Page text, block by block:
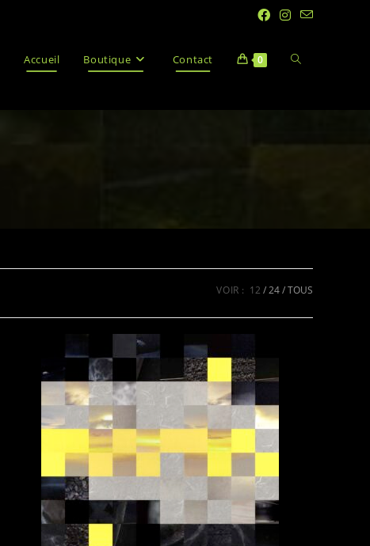
Accueil Boutique Contact 0
VOIR : 12 24 TOUS